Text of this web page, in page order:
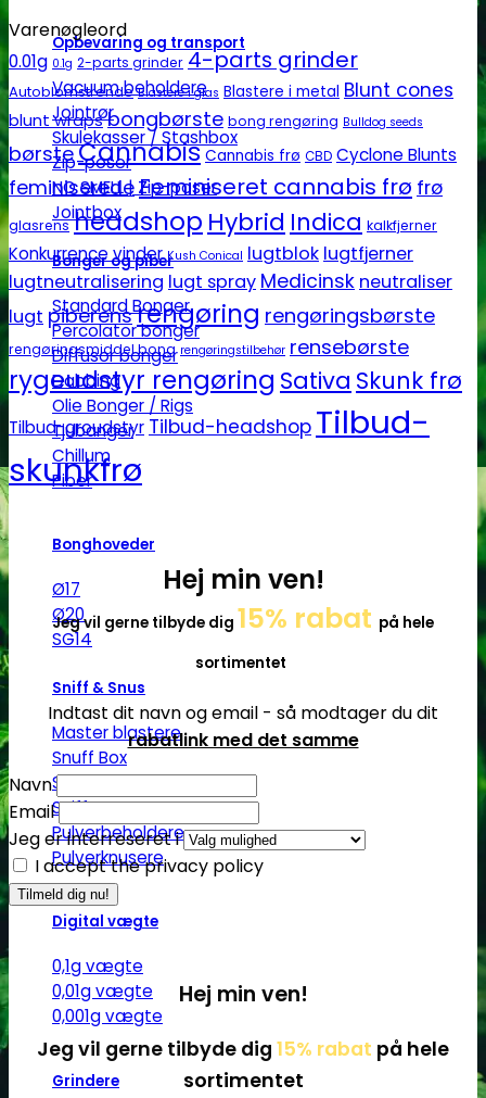
Opbevaring og transport
Vacuum beholdere
Jointrør
Skulekasser / Stashbox
Zip-poser
NO SMELL | Zip-poser
Jointbox
Bonger og piber
Standard Bonger
Percolator bonger
Diffusor bonger
Dabbing
Olie Bonger / Rigs
Tjubanger
Chillum
Piber
Bonghoveder
Ø17
Ø20
SG14
Sniff & Snus
Master blastere
Snuff Box
Snifferør
Sniffesæt
Pulverbeholdere
Pulverknusere
Digital vægte
0,1g vægte
0,01g vægte
0,001g vægte
Grindere
Varenøgleord
0.01g 0.1g 2-parts grinder 4-parts grinder
Autoblomstrende Blastere i glas Blastere i metal Blunt cones
blunt wrapsbongbørste bong rengøring Bulldog seeds
børsteCannabis Cannabis frø CBD Cyclone Blunts
feminiseredeFeminiseret cannabis frø frø
glasrens headshop Hybrid Indica kalkfjerner
Konkurrence vinder Kush Conical lugtblok lugtfjerner
lugtneutralisering lugt spray Medicinsk neutraliser
lugt piberensrengøring rengøringsbørste
rengøringsmiddel bong rengøringstilbehør rensebørste
rygeudstyr rengøring Sativa Skunk frø
Tilbud-groudstyr Tilbud-headshop Tilbud-
skunkfrø
Hej min ven!
Jeg vil gerne tilbyde dig 15% rabat på hele
sortimentet
Indtast dit navn og email - så modtager du dit
rabatlink med det samme
Navn
Email
Jeg er interreseret i
I accept the privacy policy
Hej min ven!
Jeg vil gerne tilbyde dig 15% rabat på hele
sortimentet